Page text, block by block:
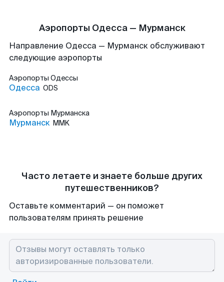
Аэропорты Одесса — Мурманск
Направление Одесса — Мурманск обслуживают
следующие аэропорты
Аэропорты Одессы
Одесса ODS
Аэропорты Мурманска
Мурманск MMK
Часто летаете и знаете больше других
путешественников?
Оставьте комментарий — он поможет
пользователям принять решение